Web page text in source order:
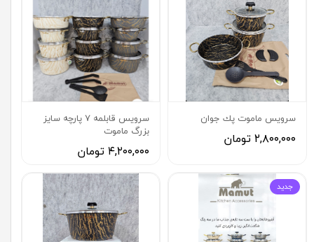
سرويس ماموت پك جوان
۲,۸۰۰,۰۰۰ تومان
سرويس قابلمه ٧ پارچه سايز
بزرگ ماموت
۴,۲۰۰,۰۰۰ تومان
جديد